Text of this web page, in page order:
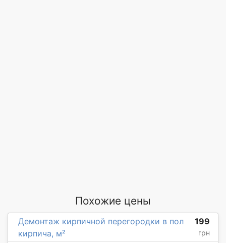
Похожие цены
Демонтаж кирпичной перегородки в пол
кирпича, м²
199
грн